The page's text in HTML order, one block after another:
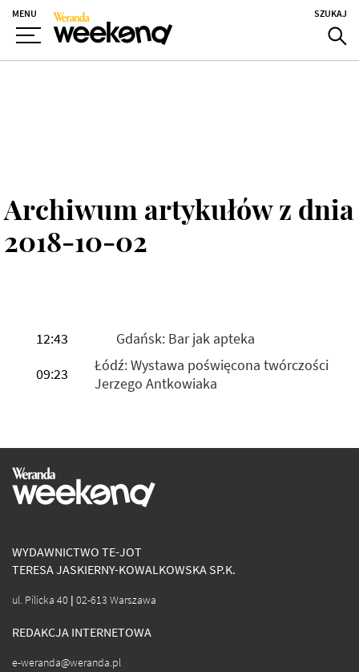
MENU SZUKAJ
Archiwum artykułów z dnia
2018-10-02
12:43
Gdańsk: Bar jak apteka
09:23
Łódź: Wystawa poświęcona twórczości
Jerzego Antkowiaka
WYDAWNICTWO TE-JOT
TERESA JASKIERNY-KOWALKOWSKA SP.K.
ul. Pilicka 40 | 02-613 Warszawa
REDAKCJA INTERNETOWA
e-weranda@weranda.pl